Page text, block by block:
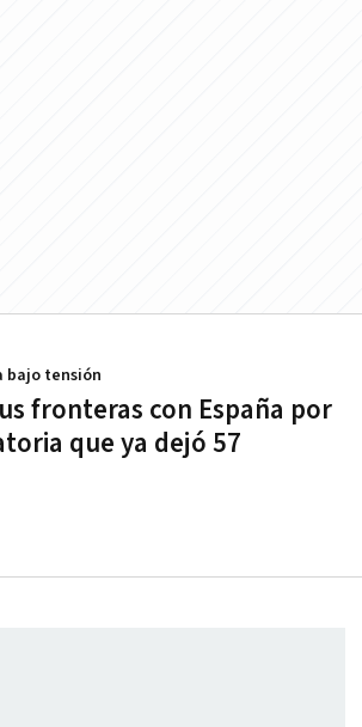
fronteras con España por
que ya dejó 57
bajo tensión